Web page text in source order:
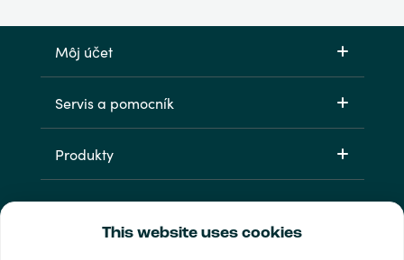
This website uses cookies
Môj účet
Servis a pomocník
Produkty